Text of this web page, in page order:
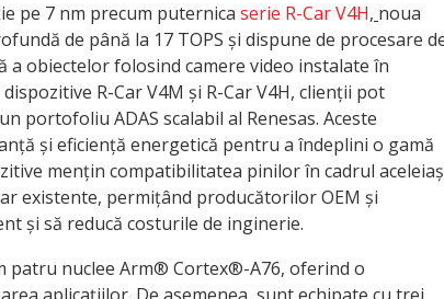
pe 7 nm precum puternica serie R-Car V4H, noua
de până la 17 TOPS și dispune de procesare
obiectelor folosind camere video instalate în
R-Car V4M și R-Car V4H, clienții pot
portofoliu ADAS scalabil al Renesas. Aceste
și eficiență energetică pentru a îndeplini o gamă
mențin compatibilitatea pinilor în cadrul
existente, permițând producătorilor OEM și
și să reducă costurile de inginerie.
patru nuclee Arm® Cortex®-A76, oferind o